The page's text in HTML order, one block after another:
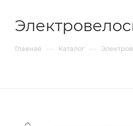
Главная — Каталог —